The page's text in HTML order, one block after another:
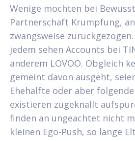
Wenige mochten bei
Partnerschaft Krumpfung,
zwangsweise
jedem sehen Accounts bei
anderem LOVOO. Obgleich
gemeint davon ausgeht,
Ehehalfte oder aber
existieren zugeknallt
finden an ungeachtet nicht
kleinen Ego-Push, so lange